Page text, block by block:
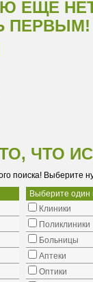
ЕЩЕ
ПЕРВЫМ!
ЧТО
поиска! Выберите
Выберите
Клиники
Поликлиники
Больницы
Аптеки
Оптики